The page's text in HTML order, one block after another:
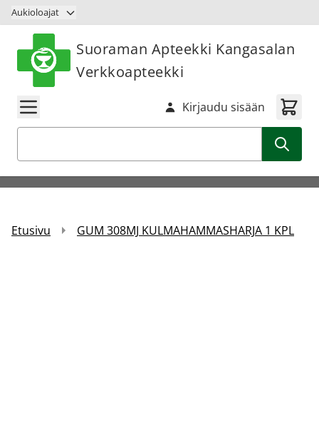
Siirry sisältöön
Aukioloajat
Suoraman Apteekki Kangasalan
Verkkoapteekki
Kirjaudu sisään
Etusivu GUM 308MJ KULMAHAMMASHARJA 1 KPL